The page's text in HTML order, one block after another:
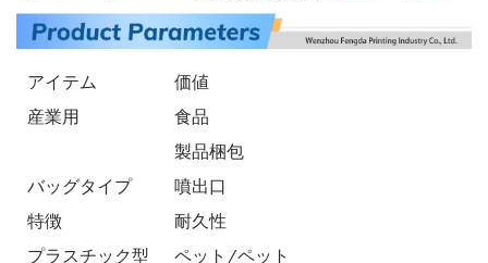
アイテム
価値
産業用
食品
製品梱包
バッグタイプ
噴出口
特徴
耐久性
プラスチック型
ペット/ペット